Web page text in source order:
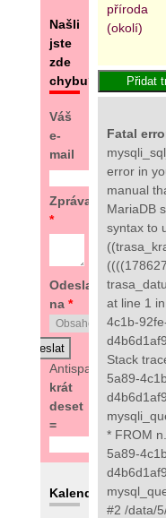
Našli
jste
zde
chybu?
Váš
e-
mail
Zpráva
*
Odeslat
na *
Antispam:
4
krát
deset
=
Kalendář
příroda
(okolí)
Fatal
error in
manual
MariaDB
syntax to
at line 1
4c1b-
Stack
5a89-
* FROM
5a89-
#2 /data/